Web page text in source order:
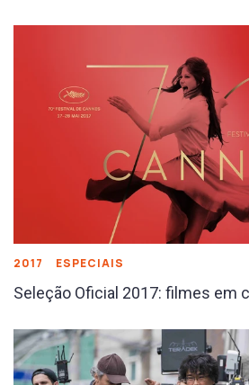
2017 ESPECIAIS
Seleção Oficial 2017: filmes em